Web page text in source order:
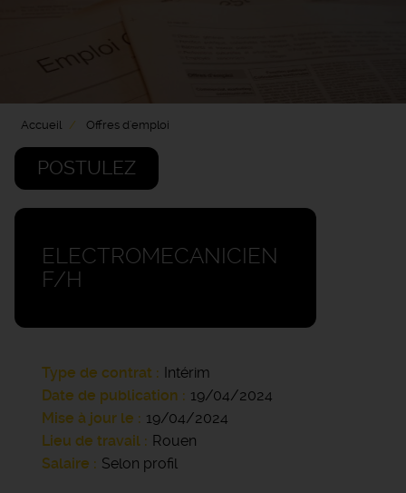
Accueil Offres d'emploi
POSTULEZ
ELECTROMECANICIEN
F/H
Type de contrat
Intérim
Date de publication
19/04/2024
Mise à jour le
19/04/2024
Lieu de travail
Rouen
Salaire
Selon profil